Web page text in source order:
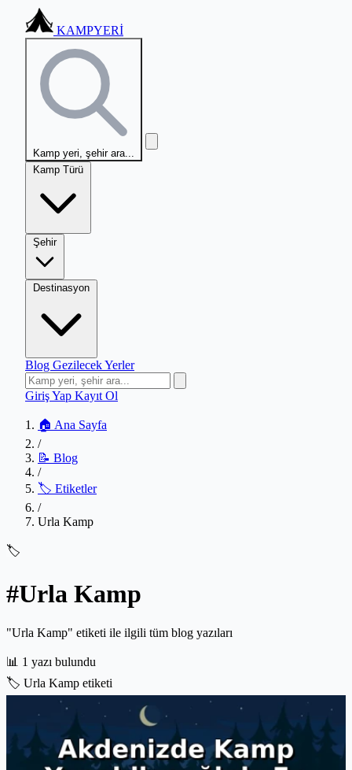
KAMPYERİ
Kamp yeri, şehir ara...
Kamp Türü
Şehir
Destinasyon
Blog Gezilecek Yerler
Giriş Yap Kayıt Ol
🏠 Ana Sayfa
/
📝 Blog
/
🏷️ Etiketler
/
Urla Kamp
🏷️
#Urla Kamp
"Urla Kamp" etiketi ile ilgili tüm blog yazıları
📊 1 yazı bulundu
🏷️ Urla Kamp etiketi